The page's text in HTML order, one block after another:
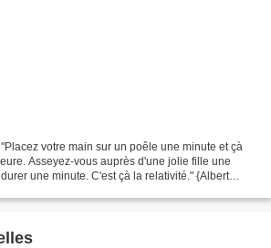
"Placez votre main sur un poêle une minute et çà
Asseyez-vous auprès d'une jolie fille une
une minute. C'est çà la relativité." {Albert